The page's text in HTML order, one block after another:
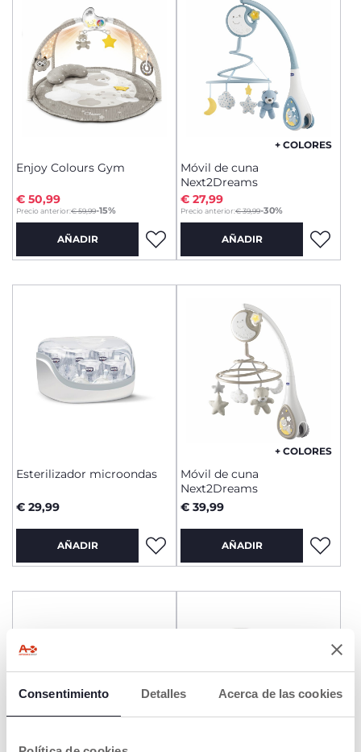
Consentimiento Detalles Acerca de las cookies
Enjoy Colours Gym
Precio anterior:€ 59,99-15%
to
€ 50,99
AÑADIR
+ COLORES
Móvil de cuna
Next2Dreams
Precio anterior:€ 39,99-30%
to
€ 27,99
AÑADIR
Esterilizador microondas
€ 29,99
AÑADIR
+ COLORES
Móvil de cuna
Next2Dreams
€ 39,99
AÑADIR